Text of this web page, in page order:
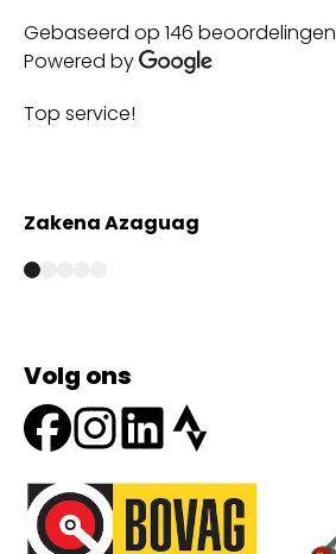
Gebaseerd op 146 beoordelingen
Powered by
Top service!
Zakena Azaguag
Volg ons
Onze partners